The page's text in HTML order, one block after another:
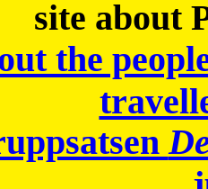
site about
the